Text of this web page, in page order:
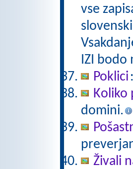
vse
IZI bodo
Poklici
Koliko
domini.
Živali